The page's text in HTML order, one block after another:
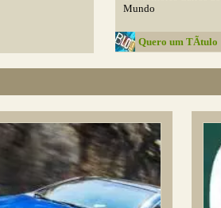
Mundo
Quero um TÃ­tulo